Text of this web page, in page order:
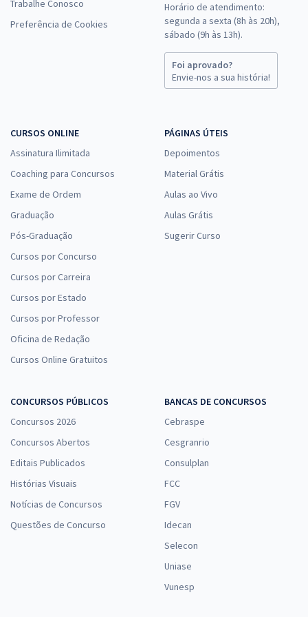
ALEGO - Assembleia Legislativa do Estado de Goiás - Analista
Legislativo - Analista de Ciência de Dados (Pós-Edital)
à vista
31,99
Legislativo - Analista de Gerenciamento de Projetos de TI (Pós-
edital)
à vista
ALEGO - Assembleia Legislativa do Estado de Goiás - Desenvolvedor
R$47,32
Economize R$ 141,96 (-20%)
Comprar
ALEGO - Assembleia Legislativa do Estado de Goiás - Contador
à vista
R$34,93
Economize R$ 104,78 (-20%)
Comprar
Trabalhe Conosco
Preferência de Cookies
Horário de atendimento:
segunda a sexta (8h às 20h),
sábado (9h às 13h).
Foi aprovado?
Envie-nos a sua história!
CURSOS ONLINE
Assinatura Ilimitada
Coaching para Concursos
Exame de Ordem
Graduação
Pós-Graduação
Cursos por Concurso
Cursos por Carreira
Cursos por Estado
Cursos por Professor
Oficina de Redação
Cursos Online Gratuitos
PÁGINAS ÚTEIS
Depoimentos
Material Grátis
Aulas ao Vivo
Aulas Grátis
Sugerir Curso
CONCURSOS PÚBLICOS
Concursos 2026
Concursos Abertos
Editais Publicados
Histórias Visuais
Notícias de Concursos
Questões de Concurso
BANCAS DE CONCURSOS
Cebraspe
Cesgranrio
Consulplan
FCC
FGV
Idecan
Selecon
Uniase
Vunesp